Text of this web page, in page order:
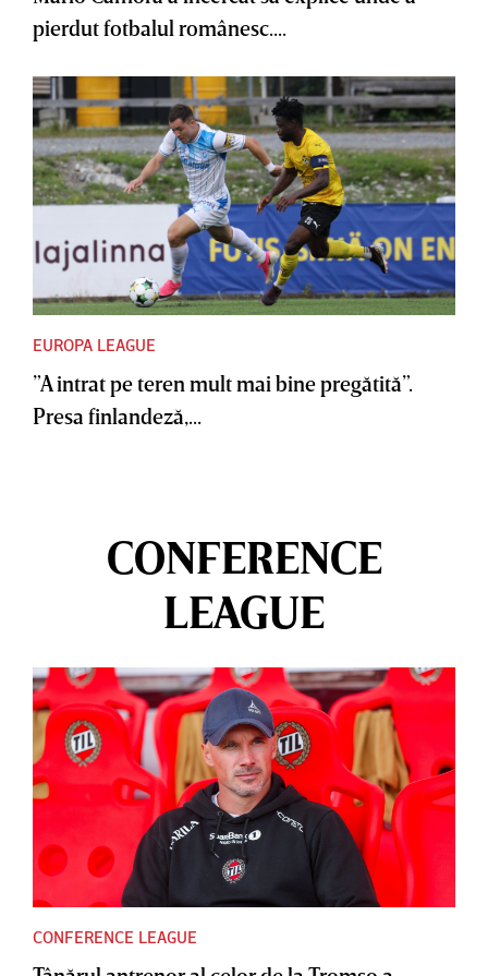
pierdut fotbalul românesc....
EUROPA LEAGUE
”A intrat pe teren mult mai bine pregătită”.
Presa finlandeză,...
CONFERENCE
LEAGUE
CONFERENCE LEAGUE